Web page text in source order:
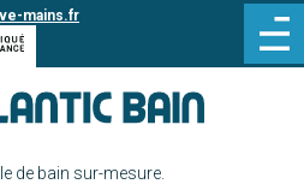
mains.fr
de bain sur-mesure.